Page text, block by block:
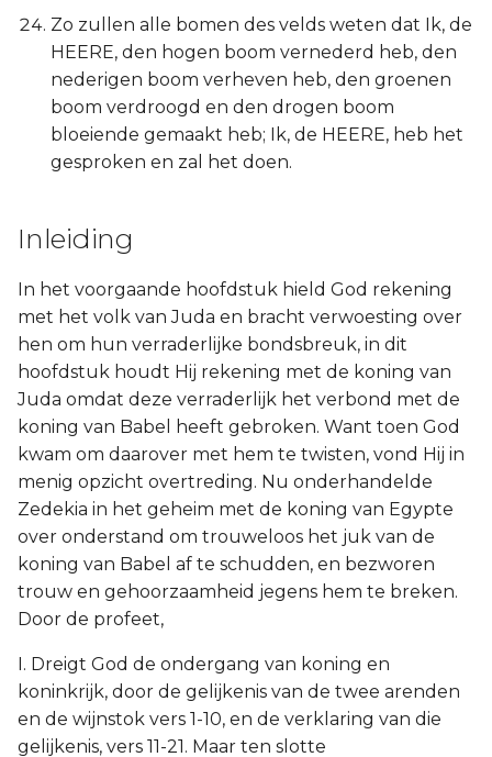
Zo zullen alle bomen des velds weten dat Ik, de
HEERE, den hogen boom vernederd heb, den
nederigen boom verheven heb, den groenen
boom verdroogd en den drogen boom
bloeiende gemaakt heb; Ik, de HEERE, heb het
gesproken en zal het doen.
Inleiding
In het voorgaande hoofdstuk hield God rekening
met het volk van Juda en bracht verwoesting over
hen om hun verraderlijke bondsbreuk, in dit
hoofdstuk houdt Hij rekening met de koning van
Juda omdat deze verraderlijk het verbond met de
koning van Babel heeft gebroken. Want toen God
kwam om daarover met hem te twisten, vond Hij in
menig opzicht overtreding. Nu onderhandelde
Zedekia in het geheim met de koning van Egypte
over onderstand om trouweloos het juk van de
koning van Babel af te schudden, en bezworen
trouw en gehoorzaamheid jegens hem te breken.
Door de profeet,
I. Dreigt God de ondergang van koning en
koninkrijk, door de gelijkenis van de twee arenden
en de wijnstok vers 1-10, en de verklaring van die
gelijkenis, vers 11-21. Maar ten slotte